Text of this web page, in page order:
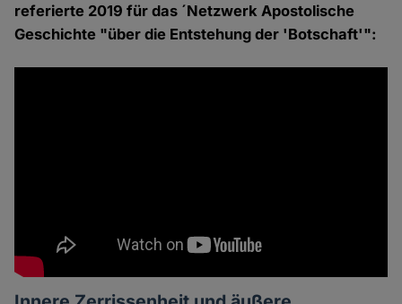
referierte 2019 für das ´Netzwerk Apostolische
Geschichte "über die Entstehung der 'Botschaft'":